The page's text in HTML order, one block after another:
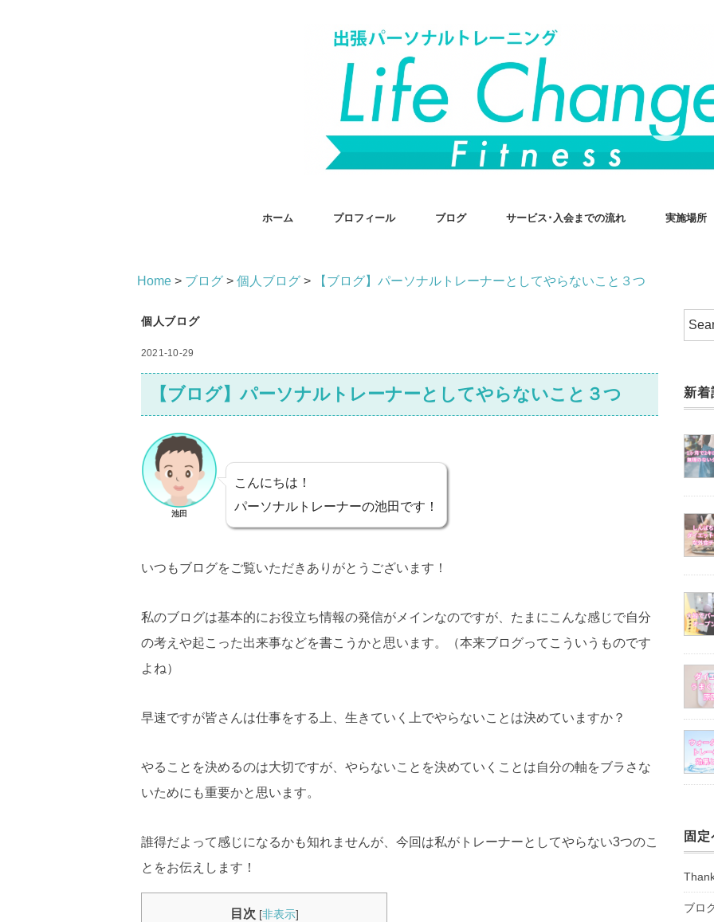
ホーム プロフィール ブログ サービス･入会までの流れ 実施場所
Home > ブログ > 個人ブログ > 【ブログ】パーソナルトレーナーとしてやらないこと３つ
個人ブログ
2021-10-29
【ブログ】パーソナルトレーナーとしてやらないこと３つ
池田
こんにちは！
パーソナルトレーナーの池田です！
いつもブログをご覧いただきありがとうございます！
私のブログは基本的にお役立ち情報の発信がメインなのですが、たまにこんな感じで自分
の考えや起こった出来事などを書こうかと思います。（本来ブログってこういうものです
よね）
早速ですが皆さんは仕事をする上、生きていく上でやらないことは決めていますか？
やることを決めるのは大切ですが、やらないことを決めていくことは自分の軸をブラさな
いためにも重要かと思います。
誰得だよって感じになるかも知れませんが、今回は私がトレーナーとしてやらない3つのこ
とをお伝えします！
目次 [非表示]
新着
固
ブロ